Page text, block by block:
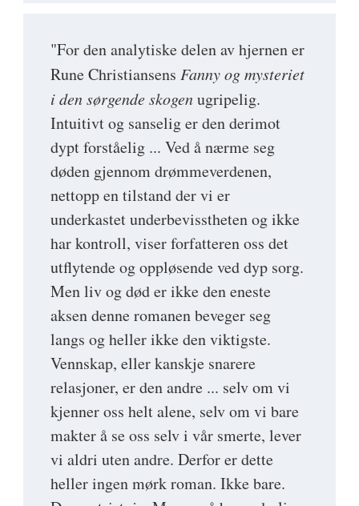
"For den analytiske delen av hjernen er
Rune Christiansens Fanny og mysteriet
i den sørgende skogenugripelig.
Intuitivt og sanselig er den derimot
dypt forståelig ... Ved å nærme seg
døden gjennom drømmeverdenen,
nettopp en tilstand der vi er
underkastet underbevisstheten og ikke
har kontroll, viser forfatteren oss det
utflytende og oppløsende ved dyp sorg.
Men liv og død er ikke den eneste
aksen denne romanen beveger seg
langs og heller ikke den viktigste.
Vennskap, eller kanskje snarere
relasjoner, er den andre ... selv om vi
kjenner oss helt alene, selv om vi bare
makter å se oss selv i vår smerte, lever
vi aldri uten andre. Derfor er dette
heller ingen mørk roman. Ikke bare.